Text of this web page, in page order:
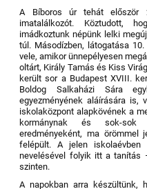
A Bíboros úr tehát először
imatalálkozót. Köztudott,
imádkoztunk népünk lelki
túl. Másodízben, látogatása
vele, amikor ünnepélyesen
oltárt, Király Tamás és Kiss
került sor a Budapest XVIII.
Boldog Salkaházi Sára
egyezményének aláírására is,
iskolaközpont alapkövének a
kormánynak és sok-sok
eredményeként, ma örömmel
felépült. A jelen
nevelésével folyik itt a tanítás
szinten.
A napokban arra készültünk,